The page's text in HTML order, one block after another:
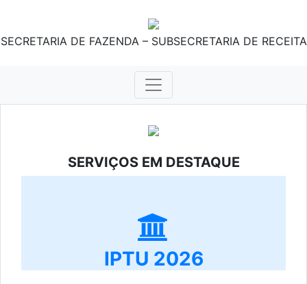
SECRETARIA DE FAZENDA – SUBSECRETARIA DE RECEITA
SERVIÇOS EM DESTAQUE
IPTU 2026